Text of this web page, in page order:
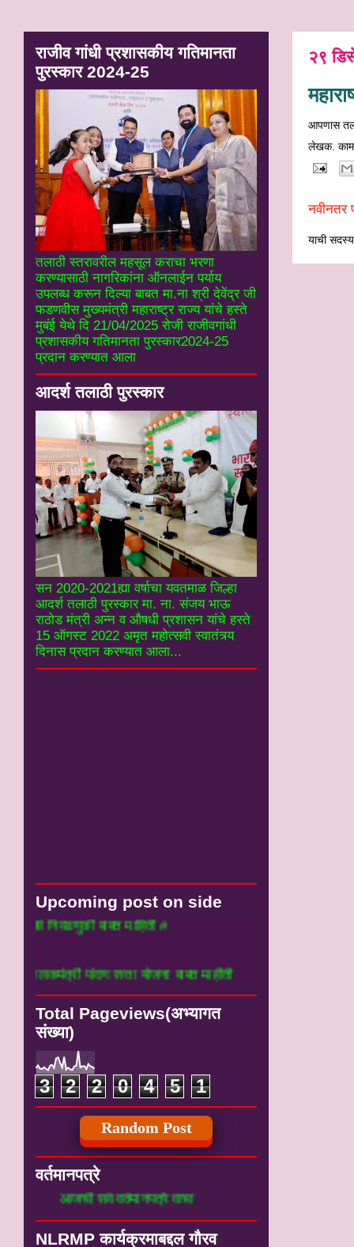
२९
आपणास
लेखक.
नवीनतर
याची
राजीव गांधी प्रशासकीय गतिमानता
पुरस्कार 2024-25
तलाठी स्तरावरील महसूल कराचा भरणा
करण्यासाठी नागरिकांना ऑनलाईन पर्याय
उपलब्ध करून दिल्या बाबत मा.ना श्री देवेंद्र जी
फडणवीस मुख्यमंत्री महाराष्ट्र राज्य यांचे हस्ते
मुबंई येथे दि 21/04/2025 रोजी राजीवगांधी
प्रशासकीय गतिमानता पुरस्कार2024-25
प्रदान करण्यात आला
आदर्श तलाठी पुरस्कार
सन 2020-2021ह्या वर्षाचा यवतमाळ जिल्हा
आदर्श तलाठी पुरस्कार मा. ना. संजय भाऊ
राठोड मंत्री अन्न व औषधी प्रशासन यांचे हस्ते
15 ऑगस्ट 2022 अमृत महोत्सवी स्वातंत्र्य
दिनास प्रदान करण्यात आला...
Upcoming post on side
बाबत माहिती #
पांदण रस्ता योजना बाबत माहीती
Total Pageviews(अभ्यागत
संख्या)
3 2 2 0 4 5 1
Random Post
वर्तमानपत्रे
आजची सर्व वर्तमानपत्रे वाचा
NLRMP कार्यक्रमाबद्दल गौरव